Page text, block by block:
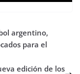
argentino,
para el
edición de los